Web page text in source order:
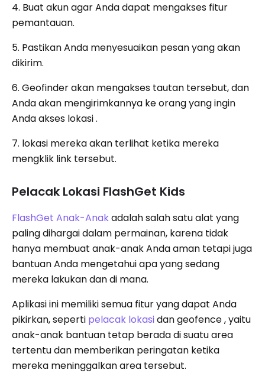
4. Buat akun agar Anda dapat mengakses fitur
pemantauan.
5. Pastikan Anda menyesuaikan pesan yang akan
dikirim.
6. Geofinder akan mengakses tautan tersebut, dan
Anda akan mengirimkannya ke orang yang ingin
Anda akses lokasi .
7. lokasi mereka akan terlihat ketika mereka
mengklik link tersebut.
Pelacak Lokasi FlashGet Kids
FlashGet Anak-Anakadalah salah satu alat yang
paling dihargai dalam permainan, karena tidak
hanya membuat anak-anak Anda aman tetapi juga
bantuan Anda mengetahui apa yang sedang
mereka lakukan dan di mana.
Aplikasi ini memiliki semua fitur yang dapat Anda
pikirkan, seperti pelacak lokasidan geofence , yaitu
anak-anak bantuan tetap berada di suatu area
tertentu dan memberikan peringatan ketika
mereka meninggalkan area tersebut.